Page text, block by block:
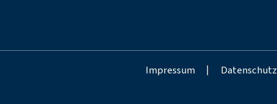
Impressum | Datenschutz